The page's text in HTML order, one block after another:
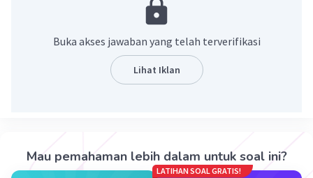
selnya tidak dibungkus membran inti).
Sedangkan, Paramecium sp., Amoeba sp.,
Euglena sp. termasuk sel eukariotik (inti selnya
dibungkus membran inti).
Dela A Community Level 92
Buka akses jawaban yang telah terverifikasi
Lihat Iklan
Mau pemahaman lebih dalam untuk soal ini?
LATIHAN SOAL GRATIS!